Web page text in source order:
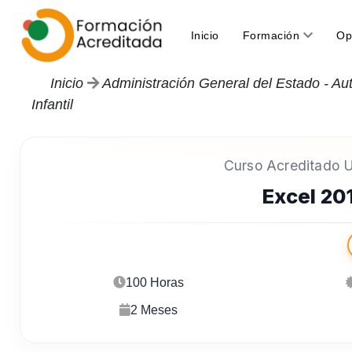
Inicio(current)Formación
Inicio Administración General del Estado -
Infantil
Curso Acreditado
Excel
100 Horas
2 Meses